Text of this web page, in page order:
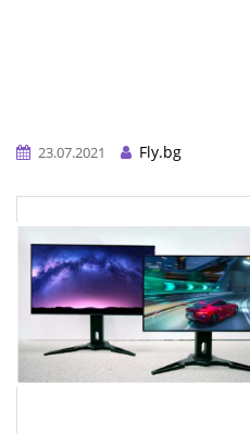
23.07.2021
Fly.bg